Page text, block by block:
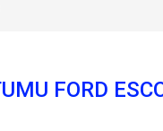
FORD